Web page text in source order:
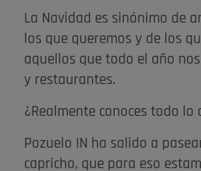
La Navidad es sinónimo de
los que queremos y de los
aquellos que todo el año
y restaurantes.
¿Realmente conoces todo lo
Pozuelo IN ha salido a
capricho, que para eso